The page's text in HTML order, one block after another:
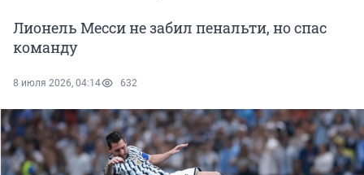
Лионель Месси не забил пенальти, но спас
команду
8 июля 2026, 04:14 632